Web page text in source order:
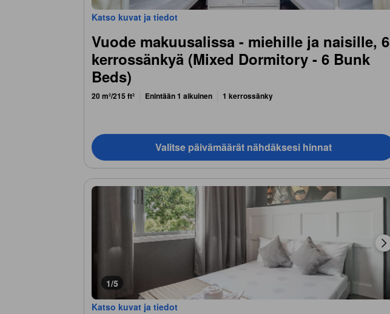
Katso kuvat ja tiedot
Vuode makuusalissa - miehille ja naisille, 6
kerrossänkyä (Mixed Dormitory - 6 Bunk
Beds)
20 m²/215 ft² Enintään 1 aikuinen 1 kerrossänky
Valitse päivämäärät nähdäksesi hinnat
1/5
Katso kuvat ja tiedot